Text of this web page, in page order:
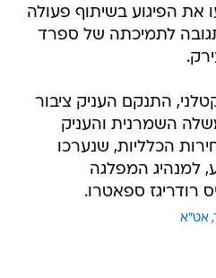
את הפיגוע בשיתוף פעולה
לתמיכתה של ספרד
התנקם העניק ציבור
השמרנית והעניק
הכלליות, שנערכו
למנהיג המפלגה
רודריגז ספאטרו.
אט"א